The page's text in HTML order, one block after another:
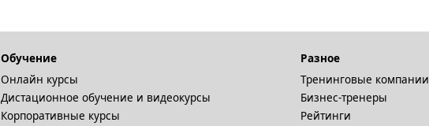
Обучение
Онлайн курсы
Дистационное обучение и видеокурсы
Корпоративные курсы
Разное
Тренинговые компании
Бизнес-тренеры
Рейтинги